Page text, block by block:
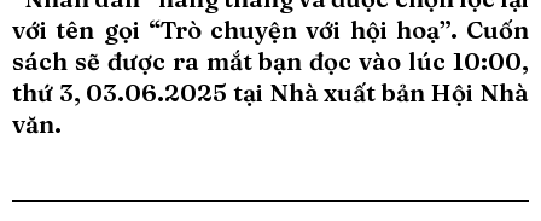
với tên gọi “Trò chuyện với hội hoạ”. Cuốn
sách sẽ được ra mắt bạn đọc vào lúc 10:00,
thứ 3, 03.06.2025 tại Nhà xuất bản Hội Nhà
văn.